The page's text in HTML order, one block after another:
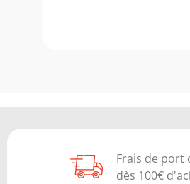
Frais de port
dès 100€